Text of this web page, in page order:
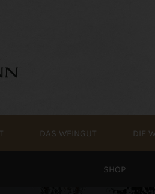
DAS WEINGUT DIE
SHOP